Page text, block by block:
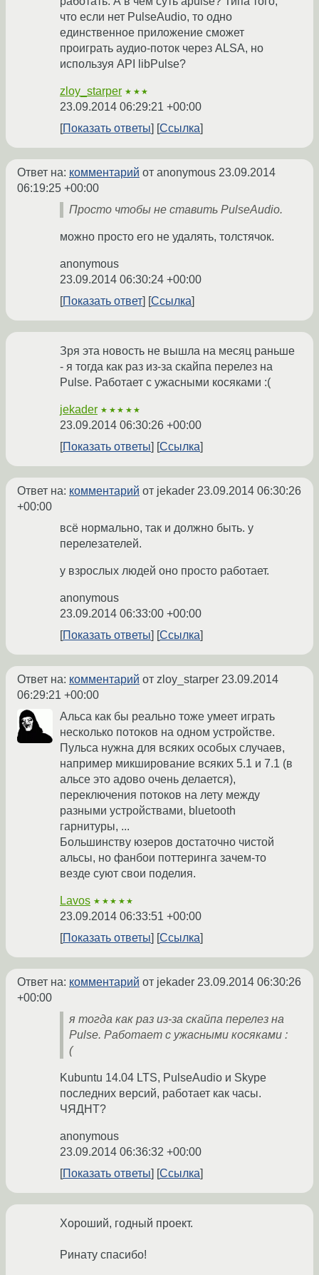
что если нет PulseAudio, то одно
единственное приложение сможет
проиграть аудио-поток через ALSA, но
используя API libPulse?
zloy_starper ★★★
23.09.2014 06:29:21 +00:00
Показать ответы
Ссылка
Ответ на: комментарий от anonymous 23.09.2014
06:19:25 +00:00
Просто чтобы не ставить PulseAudio.
можно просто его не удалять, толстячок.
anonymous
23.09.2014 06:30:24 +00:00
Показать ответ
Ссылка
Зря эта новость не вышла на месяц раньше
- я тогда как раз из-за скайпа перелез на
Pulse. Работает с ужасными косяками :(
jekader ★★★★★
23.09.2014 06:30:26 +00:00
Показать ответы
Ссылка
Ответ на: комментарий от jekader 23.09.2014 06:30:26
+00:00
всё нормально, так и должно быть. у
перелезателей.
у взрослых людей оно просто работает.
anonymous
23.09.2014 06:33:00 +00:00
Показать ответы
Ссылка
Ответ на: комментарий от zloy_starper 23.09.2014
06:29:21 +00:00
Альса как бы реально тоже умеет играть
несколько потоков на одном устройстве.
Пульса нужна для всяких особых случаев,
например микширование всяких 5.1 и 7.1 (в
альсе это адово очень делается),
переключения потоков на лету между
разными устройствами, bluetooth
гарнитуры, ...
Большинству юзеров достаточно чистой
альсы, но фанбои поттеринга зачем-то
везде суют свои поделия.
Lavos ★★★★★
23.09.2014 06:33:51 +00:00
Показать ответы
Ссылка
Ответ на: комментарий от jekader 23.09.2014 06:30:26
+00:00
я тогда как раз из-за скайпа перелез на
Pulse. Работает с ужасными косяками :
(
Kubuntu 14.04 LTS, PulseAudio и Skype
последних версий, работает как часы.
ЧЯДНТ?
anonymous
23.09.2014 06:36:32 +00:00
Показать ответы
Ссылка
Хороший, годный проект.
Ринату спасибо!